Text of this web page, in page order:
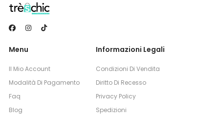
Menu
Il Mio Account
Modalità Di Pagamento
Faq
Blog
Informazioni Legali
Condizioni Di Vendita
Diritto Di Recesso
Privacy Policy
Spedizioni